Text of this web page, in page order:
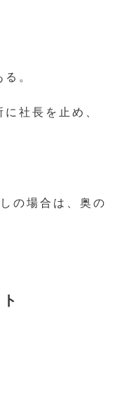
。
社長を止め、
の場合は、奥の